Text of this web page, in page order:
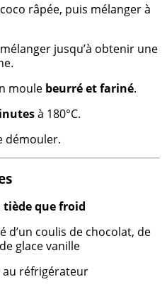
râpée, puis mélanger à
jusqu’à obtenir une
moule beurré et fariné.
à 180°C.
démouler.
tiède que froid
d’un coulis de chocolat, de
glace vanille
au réfrigérateur